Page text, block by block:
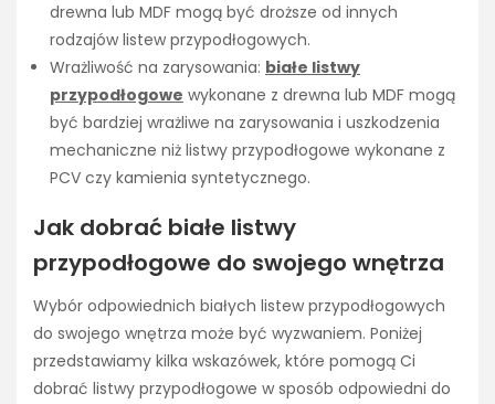
drewna lub MDF mogą być droższe od innych
rodzajów listew przypodłogowych.
Wrażliwość na zarysowania: białe listwy
przypodłogowe wykonane z drewna lub MDF mogą
być bardziej wrażliwe na zarysowania i uszkodzenia
mechaniczne niż listwy przypodłogowe wykonane z
PCV czy kamienia syntetycznego.
Jak dobrać białe listwy
przypodłogowe do swojego wnętrza
Wybór odpowiednich białych listew przypodłogowych
do swojego wnętrza może być wyzwaniem. Poniżej
przedstawiamy kilka wskazówek, które pomogą Ci
dobrać listwy przypodłogowe w sposób odpowiedni do